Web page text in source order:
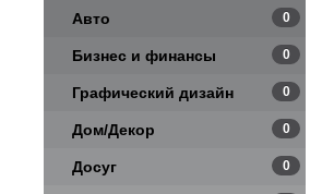
Авто 0
Бизнес и финансы 0
Графический дизайн 0
Дом/Декор 0
Досуг 0